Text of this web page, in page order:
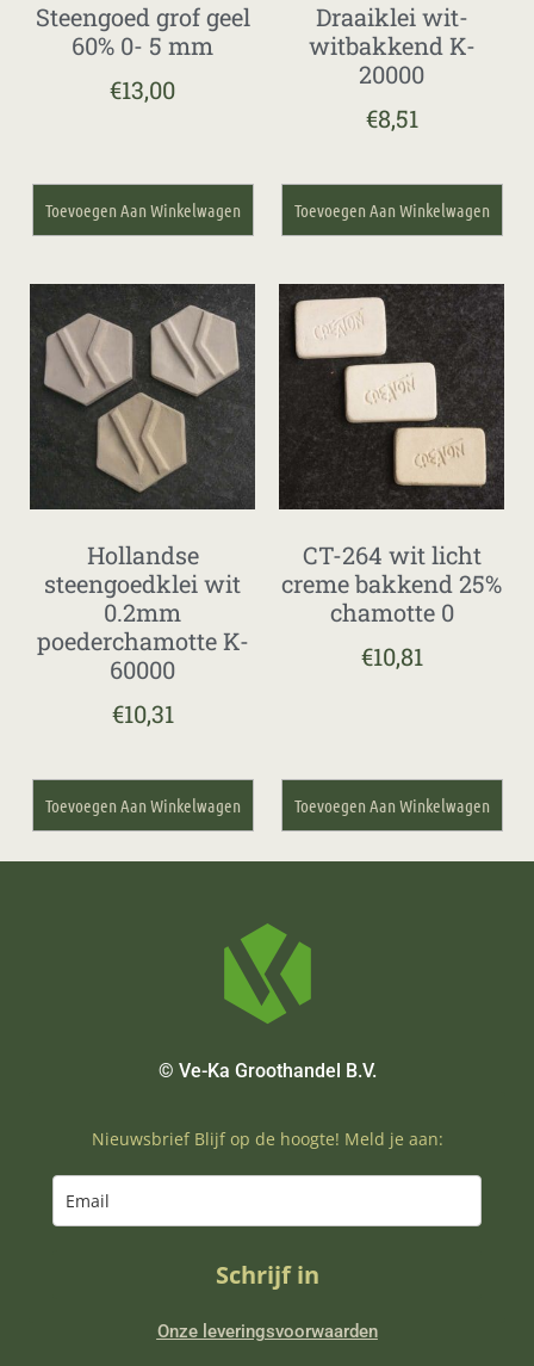
Steengoed grof geel
60% 0- 5 mm
€13,00
Toevoegen Aan Winkelwagen
Draaiklei wit-
witbakkend K-
20000
€8,51
Toevoegen Aan Winkelwagen
Hollandse
steengoedklei wit
0.2mm
poederchamotte K-
60000
€10,31
Toevoegen Aan Winkelwagen
CT-264 wit licht
creme bakkend 25%
chamotte 0
€10,81
Toevoegen Aan Winkelwagen
© Ve-Ka Groothandel B.V.
Nieuwsbrief Blijf op de hoogte! Meld je aan:
Schrijf in
Onze leveringsvoorwaarden